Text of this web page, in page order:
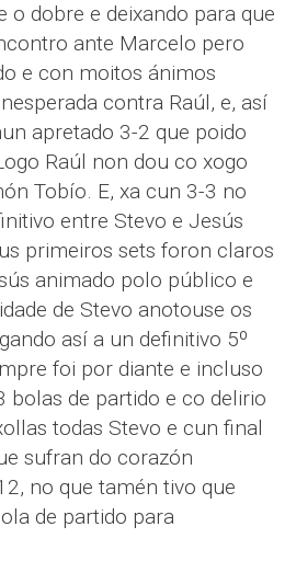
o dobre e deixando para que
ante Marcelo pero
e con moitos ánimos
contra Raúl, e, así
apretado 3-2 que poido
Raúl non dou co xogo
Tobío. E, xa cun 3-3 no
entre Stevo e Jesús
primeiros sets foron claros
animado polo público e
de Stevo anotouse os
así a un definitivo 5º
foi por diante e incluso
bolas de partido e co delirio
todas Stevo e cun final
sufran do corazón
no que tamén tivo que
de partido para